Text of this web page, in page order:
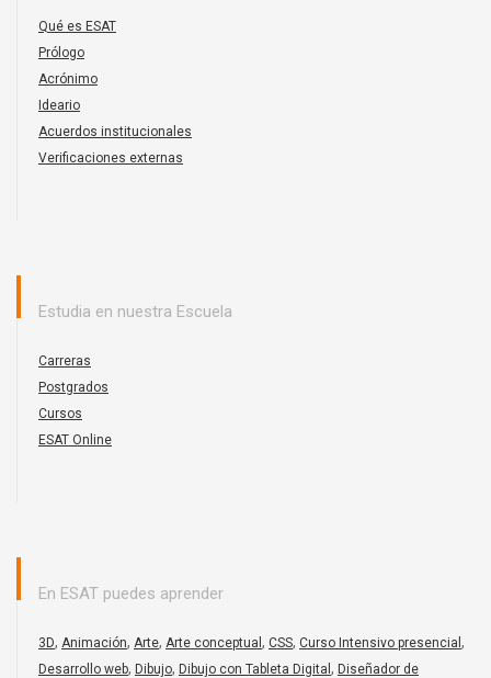
Qué es ESAT
Prólogo
Acrónimo
Ideario
Acuerdos institucionales
Verificaciones externas
Estudia en nuestra Escuela
Carreras
Postgrados
Cursos
ESAT Online
En ESAT puedes aprender
3D, Animación, Arte, Arte conceptual , CSS, Curso Intensivo presencial ,
Desarrollo web, Dibujo, Dibujo con Tableta Digital , Diseñador de